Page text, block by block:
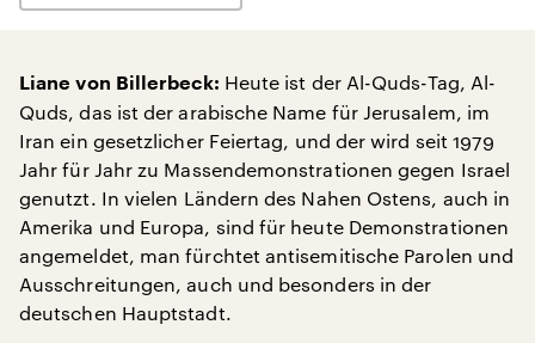
Liane von Billerbeck: Heute ist der Al-Quds-Tag, Al-
Quds, das ist der arabische Name für Jerusalem, im
Iran ein gesetzlicher Feiertag, und der wird seit 1979
Jahr für Jahr zu Massendemonstrationen gegen Israel
genutzt. In vielen Ländern des Nahen Ostens, auch in
Amerika und Europa, sind für heute Demonstrationen
angemeldet, man fürchtet antisemitische Parolen und
Ausschreitungen, auch und besonders in der
deutschen Hauptstadt.